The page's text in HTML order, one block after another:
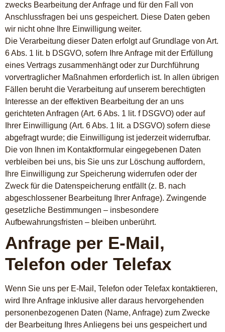
zwecks Bearbeitung der Anfrage und für den Fall von
Anschlussfragen bei uns gespeichert. Diese Daten geben
wir nicht ohne Ihre Einwilligung weiter.
Die Verarbeitung dieser Daten erfolgt auf Grundlage von Art.
6 Abs. 1 lit. b DSGVO, sofern Ihre Anfrage mit der Erfüllung
eines Vertrags zusammenhängt oder zur Durchführung
vorvertraglicher Maßnahmen erforderlich ist. In allen übrigen
Fällen beruht die Verarbeitung auf unserem berechtigten
Interesse an der effektiven Bearbeitung der an uns
gerichteten Anfragen (Art. 6 Abs. 1 lit. f DSGVO) oder auf
Ihrer Einwilligung (Art. 6 Abs. 1 lit. a DSGVO) sofern diese
abgefragt wurde; die Einwilligung ist jederzeit widerrufbar.
Die von Ihnen im Kontaktformular eingegebenen Daten
verbleiben bei uns, bis Sie uns zur Löschung auffordern,
Ihre Einwilligung zur Speicherung widerrufen oder der
Zweck für die Datenspeicherung entfällt (z. B. nach
abgeschlossener Bearbeitung Ihrer Anfrage). Zwingende
gesetzliche Bestimmungen – insbesondere
Aufbewahrungsfristen – bleiben unberührt.
Anfrage per E-Mail,
Telefon oder Telefax
Wenn Sie uns per E-Mail, Telefon oder Telefax kontaktieren,
wird Ihre Anfrage inklusive aller daraus hervorgehenden
personenbezogenen Daten (Name, Anfrage) zum Zwecke
der Bearbeitung Ihres Anliegens bei uns gespeichert und